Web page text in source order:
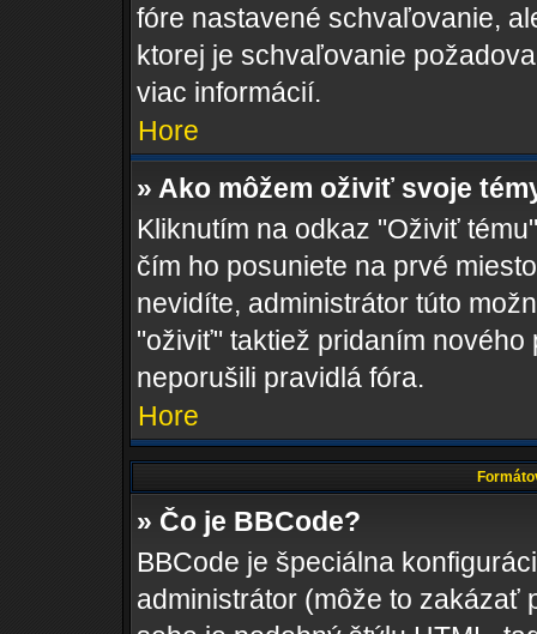
fóre nastavené schvaľovanie,
ktorej je schvaľovanie
viac informácií.
Hore
» Ako môžem oživiť svoje
Kliknutím na odkaz "Oživiť
čím ho posuniete na prvé
nevidíte, administrátor túto
"oživiť" taktiež pridaním
neporušili pravidlá fóra.
Hore
» Čo je BBCode?
BBCode je špeciálna
administrátor (môže to zakázať